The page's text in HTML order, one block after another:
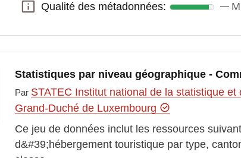
Qualité des métadonnées:
Qualité des métadonnées:
Statistiques par niveau géographique -
Par STATEC Institut national de la statistique
Grand-Duché de Luxembourg
Ce jeu de données inclut les ressources
d&#39;hébergement touristique par type,